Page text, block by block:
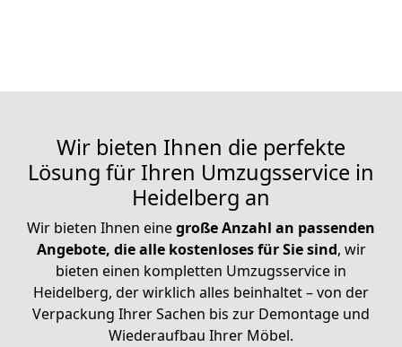
Wir bieten Ihnen die perfekte
Lösung für Ihren Umzugsservice in
Heidelberg an
Wir bieten Ihnen einegroße Anzahl an passenden
Angebote, die alle kostenloses für Sie sind, wir
bieten einen kompletten Umzugsservice in
Heidelberg, der wirklich alles beinhaltet – von der
Verpackung Ihrer Sachen bis zur Demontage und
Wiederaufbau Ihrer Möbel.